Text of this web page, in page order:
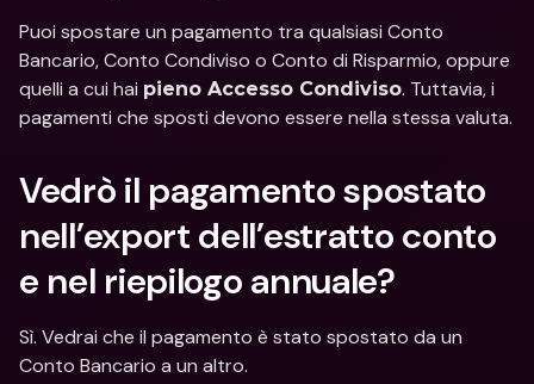
Puoi spostare un pagamento tra qualsiasi Conto
Bancario, Conto Condiviso o Conto di Risparmio, oppure
quelli a cui hai pieno Accesso Condiviso. Tuttavia, i
pagamenti che sposti devono essere nella stessa valuta.
Vedrò il pagamento spostato
nell’export dell’estratto conto
e nel riepilogo annuale?
Sì. Vedrai che il pagamento è stato spostato da un
Conto Bancario a un altro.